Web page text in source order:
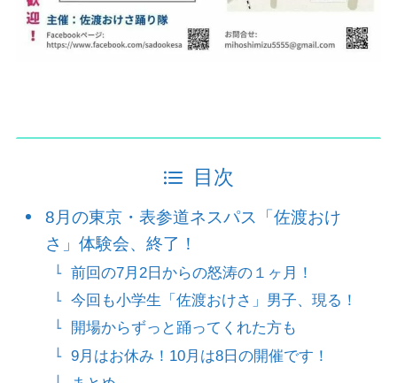
目次
8月の東京・表参道ネスパス「佐渡おけ
さ」体験会、終了！
前回の7月2日からの怒涛の１ヶ月！
今回も小学生「佐渡おけさ」男子、現る！
開場からずっと踊ってくれた方も
9月はお休み！10月は8日の開催です！